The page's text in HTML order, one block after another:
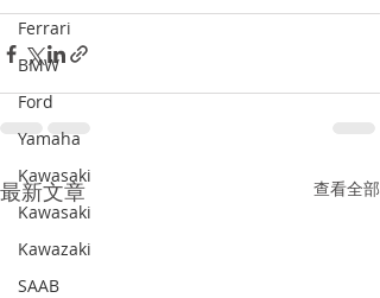
Ferrari
BMW
Ford
Yamaha
Kawasaki
Kawasaki
Kawazaki
SAAB
最新文章 查看全部